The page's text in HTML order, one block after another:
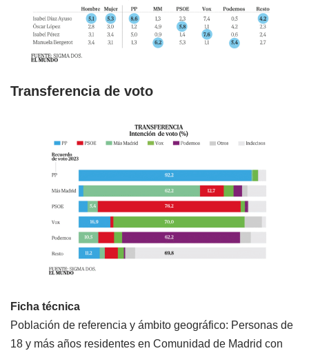
Transferencia de voto
Ficha técnica
Población de referencia y ámbito geográfico: Personas de
18 y más años residentes en Comunidad de Madrid con